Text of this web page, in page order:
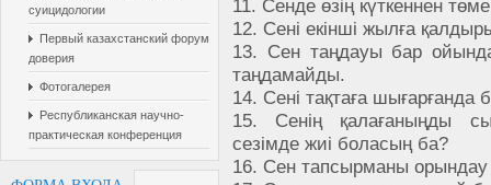
суицидологии
Первый казахстанский форум
доверия
Фотогалерея
Республиканская научно-
практическая конференция
11. Сенде өзің күткеннен
12. Сені екінші жылға
13. Сен таңдауы бар
таңдамайды.
14. Сені тақтаға шығарғанда
15. Сенің қалағаныңды
сезімде жиі боласың ба?
16. Сен тапсырманы